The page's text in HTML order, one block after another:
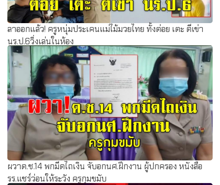
ลาออกแล้ว! ครูหนุ่มประเคนแม่ไม้มวยไทย ทั้งต่อย เตะ ตีเข่า
นร.ป.6วิ่งเล่นในห้อง
ผวาด.ช.14 พกมีดไถเงิน จับอกนศ.ฝึกงาน ผู้ปกครอง หนังสือ
รร.แชร์ว่อนให้ระวัง ครูกุมขมับ